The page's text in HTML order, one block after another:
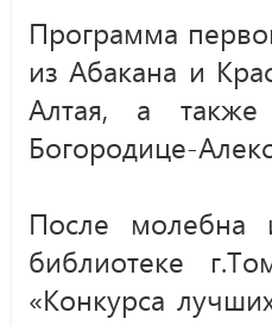
Программа
из Абакана и
Алтая, а
Богородице-
После молебна
библиотеке
«Конкурса